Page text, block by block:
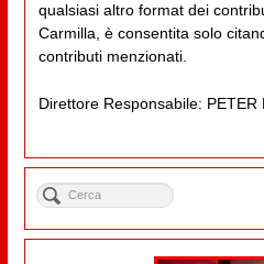
qualsiasi altro format dei
Carmilla, è consentita solo
contributi menzionati.
Direttore Responsabile: PETER